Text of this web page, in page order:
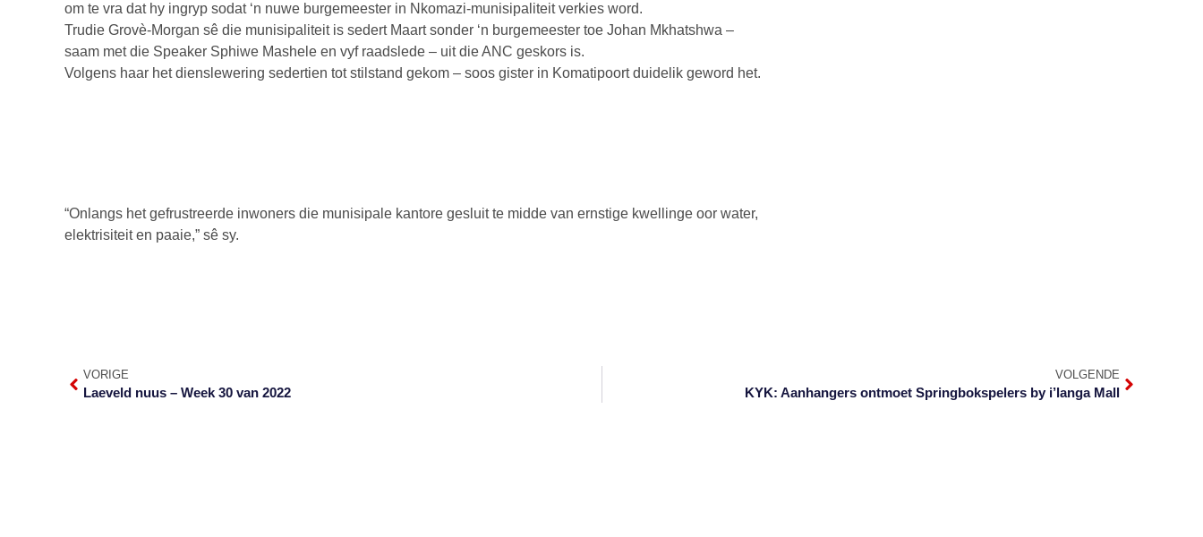
om te vra dat hy ingryp sodat ‘n nuwe burgemeester in Nkomazi-munisipaliteit verkies word.
Trudie Grovè-Morgan sê die munisipaliteit is sedert Maart sonder ‘n burgemeester toe Johan Mkhatshwa –
saam met die Speaker Sphiwe Mashele en vyf raadslede – uit die ANC geskors is.
Volgens haar het dienslewering sedertien tot stilstand gekom – soos gister in Komatipoort duidelik geword het.
“Onlangs het gefrustreerde inwoners die munisipale kantore gesluit te midde van ernstige kwellinge oor water,
elektrisiteit en paaie,” sê sy.
VORIGE
Laeveld nuus – Week 30 van 2022
VOLGENDE
KYK: Aanhangers ontmoet Springbokspelers by i’langa Mall